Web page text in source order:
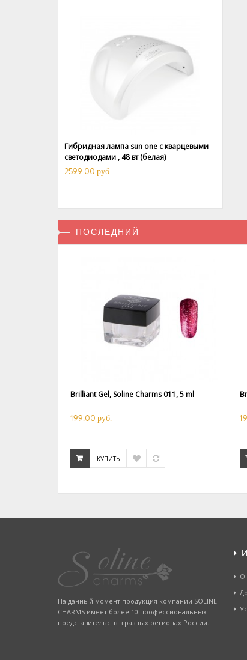
Гибридная лампа sun one с кварцевыми
светодиодами , 48 вт (белая)
2599.00 руб.
ПОСЛЕДНИЙ
Brilliant Gel, Soline Charms 011, 5 ml
199.00 руб.
КУПИТЬ
На данный момент продукция компании SOLINE
CHARMS имеет более 10 профессиональных
представительств в разных регионах России.
О